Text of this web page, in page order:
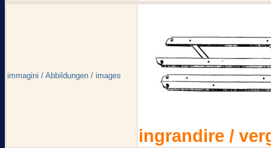
immagini / Abbildungen / images
ingrandire /